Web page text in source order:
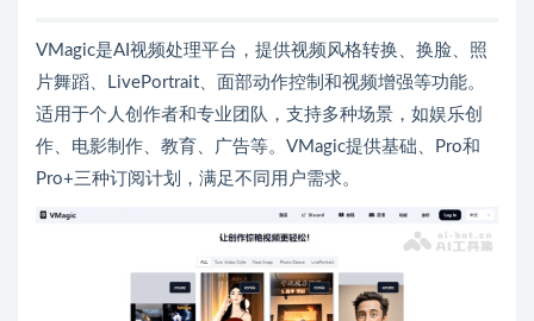
VMagic是AI视频处理平台，提供视频风格转换、换脸、照
片舞蹈、LivePortrait、面部动作控制和视频增强等功能。
适用于个人创作者和专业团队，支持多种场景，如娱乐创
作、电影制作、教育、广告等。VMagic提供基础、Pro和
Pro+三种订阅计划，满足不同用户需求。